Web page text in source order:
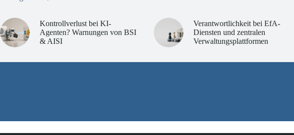
Kontrollverlust bei KI-
Agenten? Warnungen von BSI
& AISI
Verantwortlichkeit bei EfA-
Diensten und zentralen
Verwaltungsplattformen